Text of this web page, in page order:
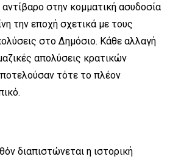
στην κομματική ασυδοσία
την εποχή σχετικά με τους
στο Δημόσιο. Κάθε αλλαγή
απολύσεις κρατικών
τότε το πλέον
διαπιστώνεται η ιστορική